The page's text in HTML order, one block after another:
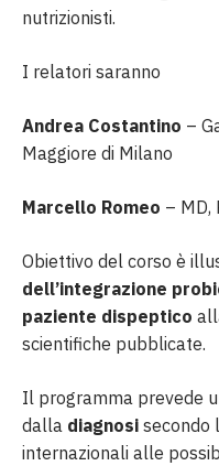
nutrizionisti.
I relatori saranno
Andrea Costantino –
Maggiore di Milano
Marcello Romeo – MD,
Obiettivo del corso è
dell’integrazione
paziente dispeptico
scientifiche pubblicate.
Il programma prevede
dalla diagnosi secondo
internazionali alle